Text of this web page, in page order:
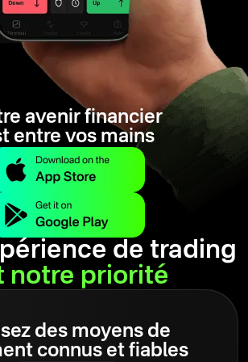
avenir financier
entre vos mains
de trading
notre priorité
des moyens de
connus et fiables